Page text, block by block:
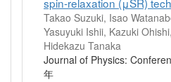
Takao Suzuki, Isao
Yasuyuki Ishii, Kazuki
Hidekazu Tanaka
Journal of Physics:
年